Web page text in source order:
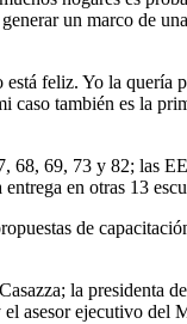
un marco de
feliz. Yo la quería
caso también es la
68, 69, 73 y 82; las
en otras 13
de
la presidenta
asesor ejecutivo del